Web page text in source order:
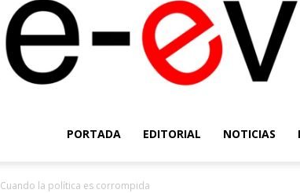
PORTADA EDITORIAL NOTICIAS
Cuando la política es corrompida